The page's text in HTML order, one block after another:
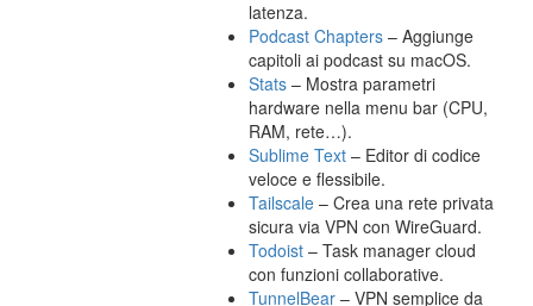
latenza.
Podcast Chapters – Aggiunge
capitoli ai podcast su macOS.
Stats – Mostra parametri
hardware nella menu bar (CPU,
RAM, rete…).
Sublime Text – Editor di codice
veloce e flessibile.
Tailscale – Crea una rete privata
sicura via VPN con WireGuard.
Todoist – Task manager cloud
con funzioni collaborative.
TunnelBear – VPN semplice da